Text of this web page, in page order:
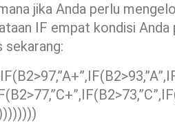
jika Anda perlu
IF empat kondisi
sekarang: